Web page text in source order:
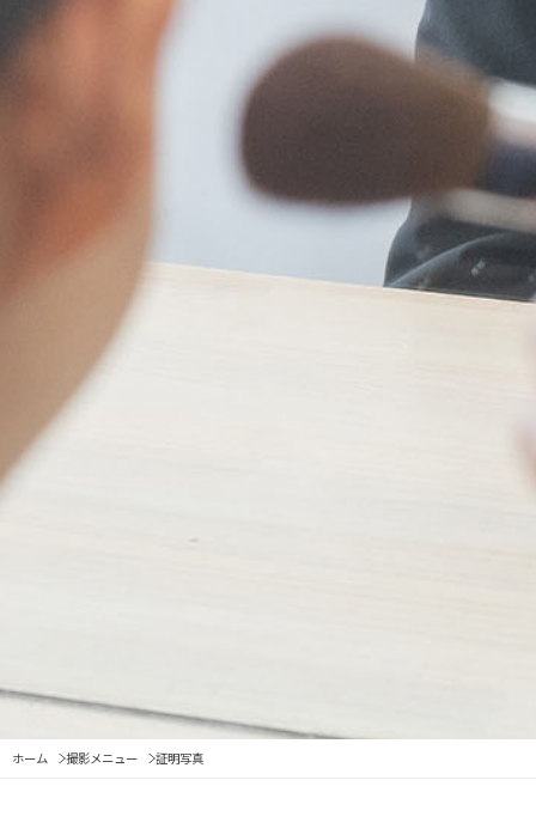
ホーム 撮影メニュー 証明写真